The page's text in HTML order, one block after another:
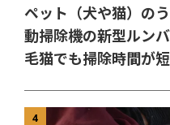
ペット（犬や猫）の
動掃除機の新型ルン
毛猫でも掃除時間が
4